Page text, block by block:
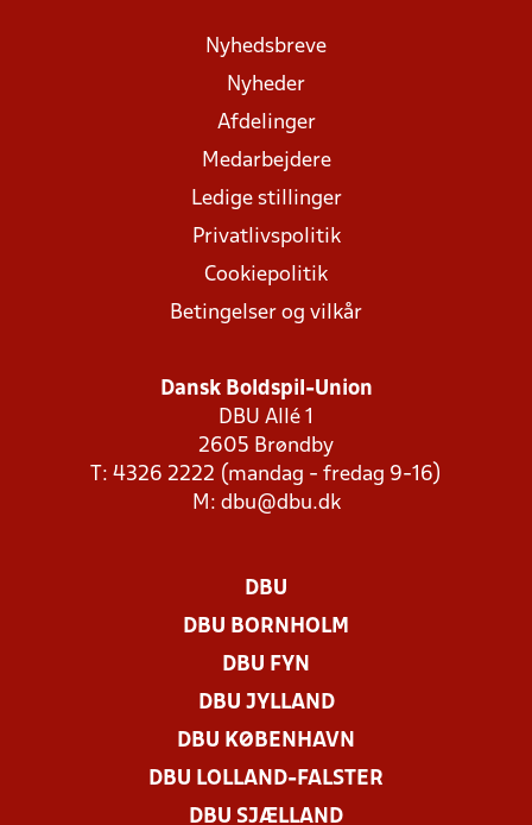
Nyhedsbreve
Nyheder
Afdelinger
Medarbejdere
Ledige stillinger
Privatlivspolitik
Cookiepolitik
Betingelser og vilkår
Dansk Boldspil-Union
DBU Allé 1
2605 Brøndby
T: 4326 2222 (mandag - fredag 9-16)
M: dbu@dbu.dk
DBU
DBU BORNHOLM
DBU FYN
DBU JYLLAND
DBU KØBENHAVN
DBU LOLLAND-FALSTER
DBU SJÆLLAND